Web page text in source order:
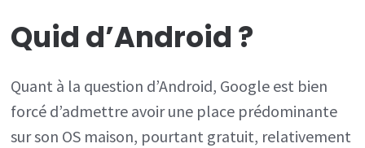
Quid d’Android ?
Quant à la question d’Android, Google est bien
forcé d’admettre avoir une place prédominante
sur son OS maison, pourtant gratuit, relativement